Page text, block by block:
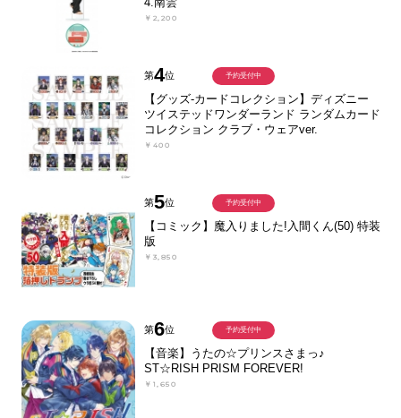
￥2,200
第4位
【グッズ-カードコレクション】ディズニー
ツイステッドワンダーランド ランダムカード
コレクション クラブ・ウェアver.
￥400
予約受付中
第5位
【コミック】魔入りました!入間くん(50) 特装
版
￥3,850
予約受付中
第6位
【音楽】うたの☆プリンスさまっ♪
ST☆RISH PRISM FOREVER!
￥1,650
予約受付中